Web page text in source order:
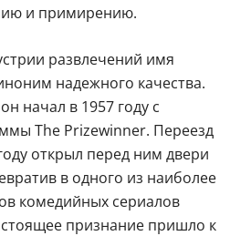
и примирению.
развлечений имя
надежного качества.
начал в 1957 году с
The Prizewinner. Переезд
открыл перед ним двери
в одного из наиболее
комедийных сериалов
признание пришло к